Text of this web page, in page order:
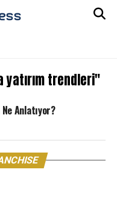
yatırım trendleri"
Anlatıyor?